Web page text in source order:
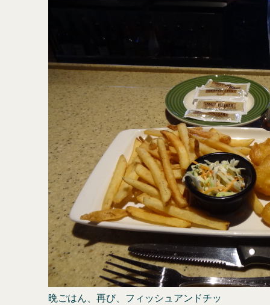
晩ごはん、再び、フィッシュアンドチッ